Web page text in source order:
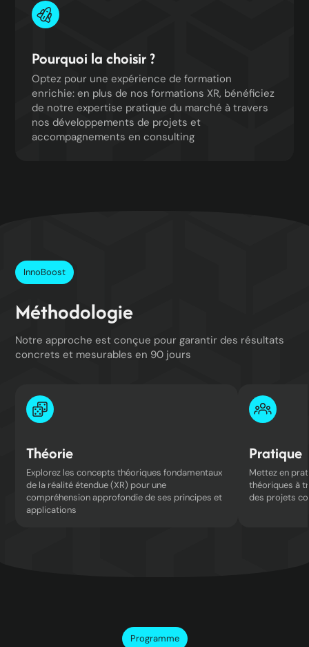
Pourquoi la choisir ?
Optez pour une expérience de formation
enrichie: en plus de nos formations XR, bénéficiez
de notre expertise pratique du marché à travers
nos développements de projets et
accompagnements en consulting
InnoBoost
Méthodologie
Notre approche est conçue pour garantir des résultats
concrets et mesurables en 90 jours
Théorie
Explorez les concepts théoriques fondamentaux
de la réalité étendue (XR) pour une
compréhension approfondie de ses principes et
applications
Pratique
Mettez en
théoriques à
des projets
Programme